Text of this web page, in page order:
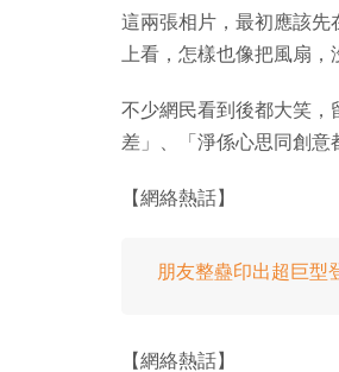
這兩張相片，最初應該先
上看，怎樣也像把風扇
不少網民看到後都大笑
差」、「淨係心思同創意
【網絡熱話】
朋友整蠱印出超巨型
【網絡熱話】